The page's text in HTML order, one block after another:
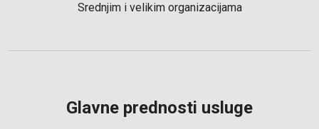
Srednjim i velikim organizacijama
Glavne prednosti usluge